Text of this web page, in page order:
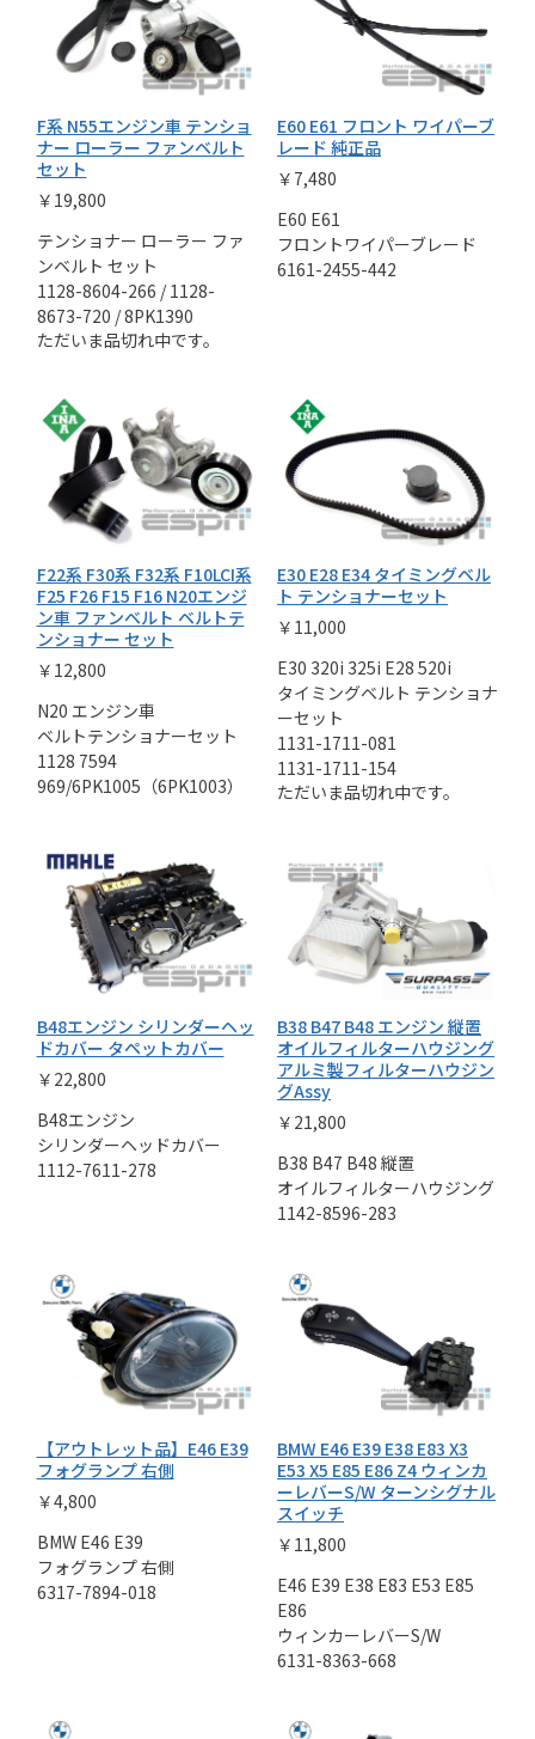
F系 N55エンジン車 テンショ
ナー ローラー ファンベルト
セット
￥19,800
テンショナー ローラー ファ
ンベルト セット
1128-8604-266 / 1128-
8673-720 / 8PK1390
ただいま品切れ中です。
E60 E61 フロント ワイパーブ
レード 純正品
￥7,480
E60 E61
フロントワイパーブレード
6161-2455-442
F22系 F30系 F32系 F10LCI系
F25 F26 F15 F16 N20エンジ
ン車 ファンベルト ベルトテ
ンショナー セット
￥12,800
N20 エンジン車
ベルトテンショナーセット
1128 7594
969/6PK1005（6PK1003）
E30 E28 E34 タイミングベル
ト テンショナーセット
￥11,000
E30 320i 325i E28 520i
タイミングベルト テンショナ
ーセット
1131-1711-081
1131-1711-154
ただいま品切れ中です。
B48エンジン シリンダーヘッ
ドカバー タペットカバー
￥22,800
B48エンジン
シリンダーヘッドカバー
1112-7611-278
B38 B47 B48 エンジン 縦置
オイルフィルターハウジング
アルミ製フィルターハウジン
グAssy
￥21,800
B38 B47 B48 縦置
オイルフィルターハウジング
1142-8596-283
【アウトレット品】E46 E39
フォグランプ 右側
￥4,800
BMW E46 E39
フォグランプ 右側
6317-7894-018
BMW E46 E39 E38 E83 X3
E53 X5 E85 E86 Z4 ウィンカ
ーレバーS/W ターンシグナル
スイッチ
￥11,800
E46 E39 E38 E83 E53 E85
E86
ウィンカーレバーS/W
6131-8363-668